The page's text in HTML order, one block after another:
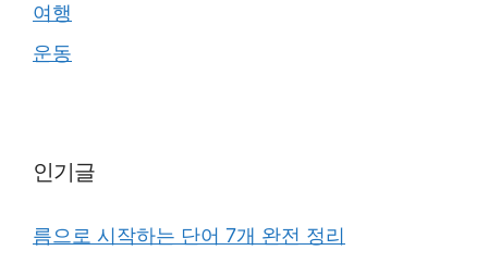
여행
운동
인기글
름으로 시작하는 단어 7개 완전 정리